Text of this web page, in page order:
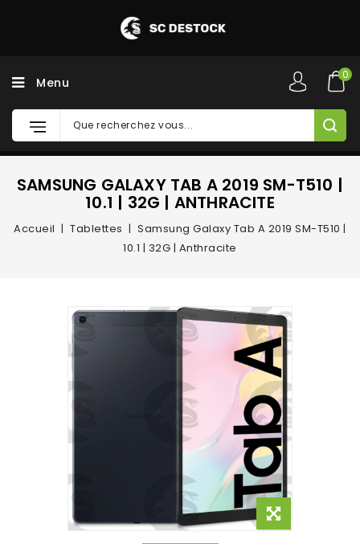
Menu
0
SAMSUNG GALAXY TAB A 2019 SM-T510 |
10.1 | 32G | ANTHRACITE
Accueil Tablettes
Samsung Galaxy Tab A 2019 SM-T510 |
10.1 | 32G | Anthracite